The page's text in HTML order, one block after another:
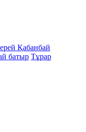
Қабанбай
батыр Тұрар